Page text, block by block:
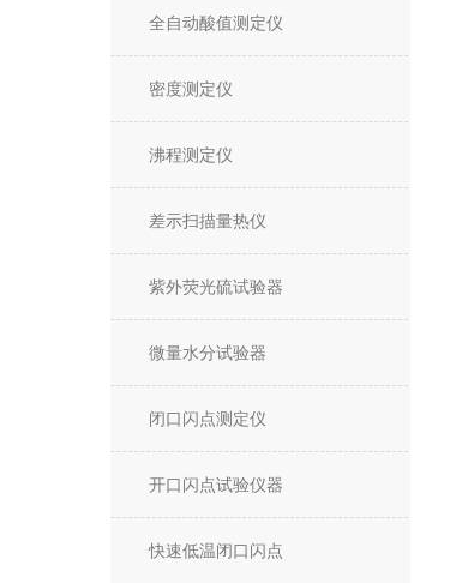
全自动酸值测定仪
密度测定仪
沸程测定仪
差示扫描量热仪
紫外荧光硫试验器
微量水分试验器
闭口闪点测定仪
开口闪点试验仪器
快速低温闭口闪点